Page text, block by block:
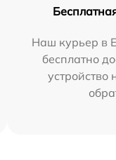
Наш курьер в
бесплатно
устройство